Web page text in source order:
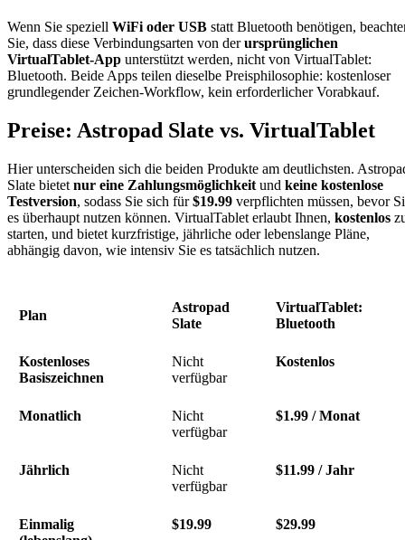
Wenn Sie speziell WiFi oder USB statt Bluetooth benötigen,
Sie, dass diese Verbindungsarten von derursprünglichen
VirtualTablet-App unterstützt werden, nicht von VirtualTablet:
Bluetooth. Beide Apps teilen dieselbe Preisphilosophie: kostenloser
grundlegender Zeichen-Workflow, kein erforderlicher Vorabkauf.
Preise: Astropad Slate vs. VirtualTablet
Hier unterscheiden sich die beiden Produkte am deutlichsten.
Slate bietet nur eine Zahlungsmöglichkeit und keine kostenlose
Testversion, sodass Sie sich für$19.99 verpflichten müssen, bevor
es überhaupt nutzen können. VirtualTablet erlaubt Ihnen, kostenlos
starten, und bietet kurzfristige, jährliche oder lebenslange Pläne,
abhängig davon, wie intensiv Sie es tatsächlich nutzen.
Plan
Astropad
Slate
VirtualTablet:
Bluetooth
Kostenloses
Basiszeichnen
Nicht
verfügbar
Kostenlos
Monatlich
Nicht
verfügbar
$1.99 / Monat
Jährlich
Nicht
verfügbar
$11.99 / Jahr
Einmalig
$19.99 $29.99